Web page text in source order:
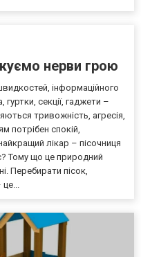
нерви грою
інформаційного
секції, гаджети –
тривожність, агресія,
потрібен спокій,
лікар – пісочниця
Тому що це природний
Перебирати пісок,
це...